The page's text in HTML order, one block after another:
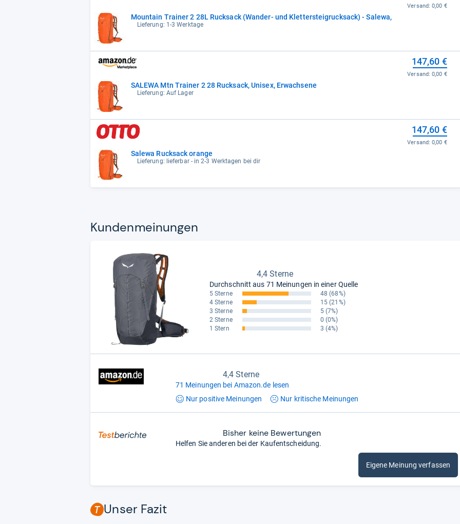
Mountain Trainer 2 28L Rucksack (Wander- und Klettersteigrucksack) - Salewa,
Lieferung: 1-3 Werktage
Versand:0,00 €
SALEWA Mtn Trainer 2 28 Rucksack, Unisex, Erwachsene
Lieferung: Auf Lager
147,60 €
Versand:0,00 €
Salewa Rucksack orange
Lieferung: lieferbar - in 2-3 Werktagen bei dir
147,60 €
Versand:0,00 €
Kun­den­mei­nun­gen
4,4 Sterne
Durchschnitt aus 71 Meinungen in einer Quelle
5 Sterne 48 (68%)
4 Sterne
15 (21%)
3 Sterne
5 (7%)
2 Sterne
0 (0%)
1 Stern
3 (4%)
4,4 Sterne
71 Meinungen bei Amazon.de lesen
Nur positive Meinungen Nur kritische Meinungen
Bisher keine Bewertungen
Helfen Sie anderen bei der Kaufentscheidung.
Eigene Meinung verfassen
Unser Fazit